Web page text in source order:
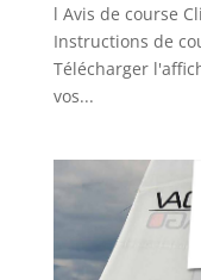
l Avis de course
Instructions de
Télécharger
vos...